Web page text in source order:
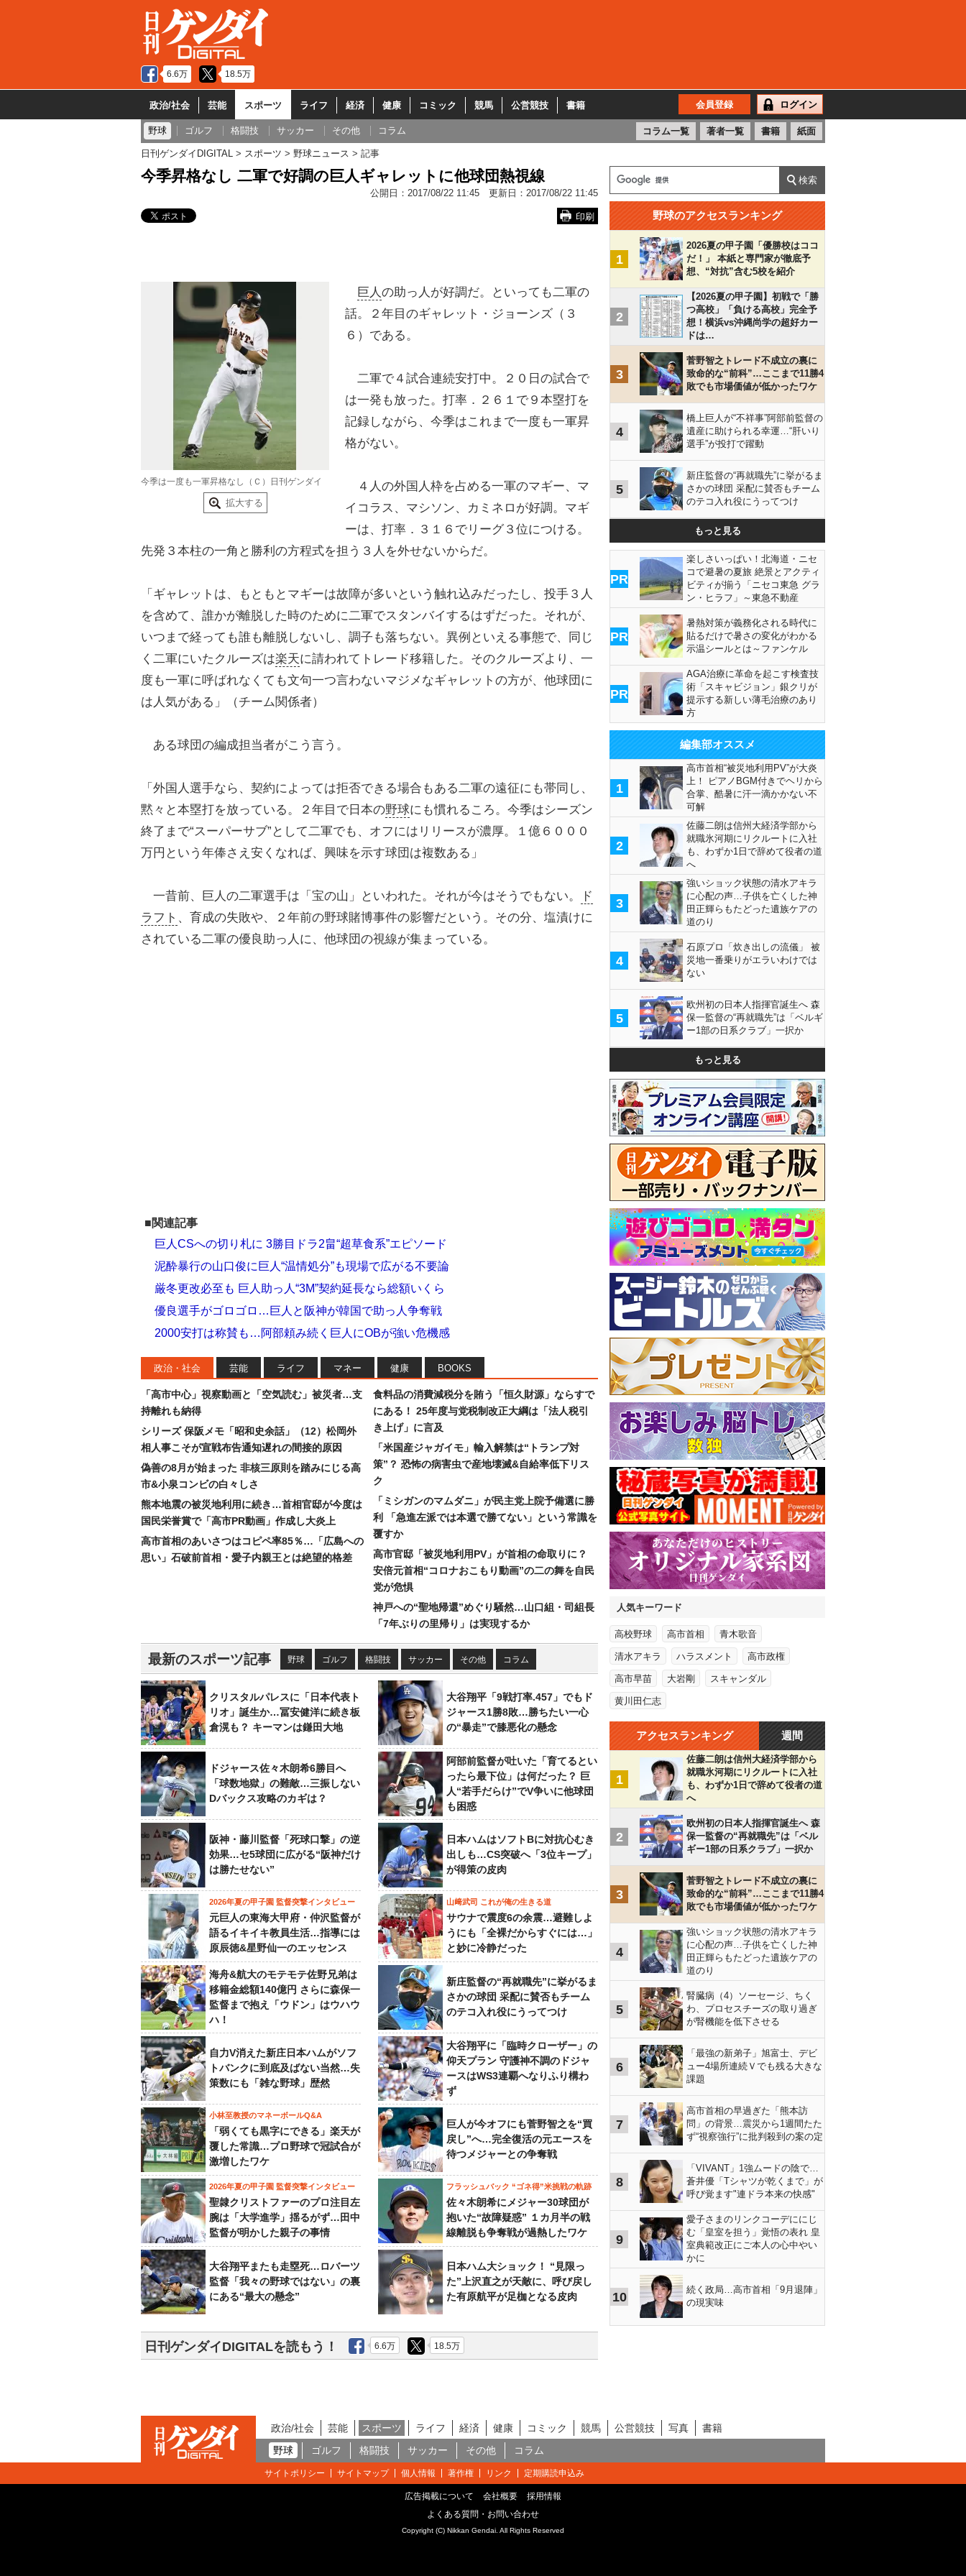
6.6万 18.5万
政治/社会 芸能 スポーツ ライフ 経済 健康 コミック 競馬 公営競技 書籍 会員登録 ログイン
野球 ゴルフ 格闘技 サッカー その他 コラム コラム一覧 著者一覧 書籍 紙面
日刊ゲンダイDIGITAL スポーツ 野球ニュース 記事
今季昇格なし 二軍で好調の巨人ギャレットに他球団熱視線
公開日： 2017/08/22 11:45 更新日： 2017/08/22 11:45
印刷
今季は一度も一軍昇格なし（Ｃ）日刊ゲンダイ
拡大する
巨人の助っ人が好調だ。といっても二軍の
話。２年目のギャレット・ジョーンズ（３
６）である。
二軍で４試合連続安打中。２０日の試合で
は一発も放った。打率．２６１で９本塁打を
記録しながら、今季はこれまで一度も一軍昇
格がない。
４人の外国人枠を占める一軍のマギー、マ
イコラス、マシソン、カミネロが好調。マギ
ーは、打率．３１６でリーグ３位につける。
先発３本柱の一角と勝利の方程式を担う３人を外せないからだ。
「ギャレットは、もともとマギーは故障が多いという触れ込みだったし、投手３人
を含めて、誰かが離脱した時のために二軍でスタンバイするはずだった。それが、
いつまで経っても誰も離脱しないし、調子も落ちない。異例といえる事態で、同じ
く二軍にいたクルーズは楽天に請われてトレード移籍した。そのクルーズより、一
度も一軍に呼ばれなくても文句一つ言わないマジメなギャレットの方が、他球団に
は人気がある」（チーム関係者）
ある球団の編成担当者がこう言う。
「外国人選手なら、契約によっては拒否できる場合もある二軍の遠征にも帯同し、
黙々と本塁打を放っている。２年目で日本の野球にも慣れるころ。今季はシーズン
終了まで“スーパーサブ”として二軍でも、オフにはリリースが濃厚。１億６０００
万円という年俸さえ安くなれば、興味を示す球団は複数ある」
一昔前、巨人の二軍選手は「宝の山」といわれた。それが今はそうでもない。
ド
ラフト 、育成の失敗や、２年前の野球賭博事件の影響だという。その分、塩漬けに
されている二軍の優良助っ人に、他球団の視線が集まっている。
■関連記事
巨人CSへの切り札に 3勝目ドラ2畠“超草食系”エピソード
泥酔暴行の山口俊に巨人“温情処分”も現場で広がる不要論
厳冬更改必至も 巨人助っ人“3M”契約延長なら総額いくら
優良選手がゴロゴロ…巨人と阪神が韓国で助っ人争奪戦
2000安打は称賛も…阿部頼み続く巨人にOBが強い危機感
政治・社会 芸能 ライフ マネー 健康 BOOKS
「高市中心」視察動画と「空気読む」被災者…支
持離れも納得
シリーズ 保阪メモ「昭和史余話」（12）松岡外
相人事こそが宣戦布告通知遅れの間接的原因
偽善の8月が始まった 非核三原則を踏みにじる高
市&小泉コンビの白々しさ
熊本地震の被災地利用に続き…首相官邸が今度は
国民栄誉賞で「高市PR動画」作成し大炎上
高市首相のあいさつはコピペ率85％…「広島への
思い」石破前首相・愛子内親王とは絶望的格差
食料品の消費減税分を賄う「恒久財源」ならすで
にある！ 25年度与党税制改正大綱は「法人税引
き上げ」に言及
「米国産ジャガイモ」輸入解禁は“トランプ対
策”？ 恐怖の病害虫で産地壊滅&自給率低下リス
ク
「ミシガンのマムダニ」が民主党上院予備選に勝
利 「急進左派では本選で勝てない」という常識を
覆すか
高市官邸「被災地利用PV」が首相の命取りに？
安倍元首相“コロナおこもり動画”の二の舞を自民
党が危惧
神戸への“聖地帰還”めぐり騒然…山口組・司組長
「7年ぶりの里帰り」は実現するか
最新のスポーツ記事 野球 ゴルフ 格闘技 サッカー その他 コラム
クリスタルパレスに「日本代表ト
リオ」誕生か…冨安健洋に続き板
倉滉も？ キーマンは鎌田大地
大谷翔平「9戦打率.457」でもド
ジャース1勝8敗…勝ちたい一心
の“暴走”で膝悪化の懸念
ドジャース佐々木朗希6勝目へ
「球数地獄」の難敵…三振しない
Dバックス攻略のカギは？
阿部前監督が吐いた「育てるとい
ったら最下位」は何だった？ 巨
人“若手だらけ”でV争いに他球団
も困惑
阪神・藤川監督「死球口撃」の逆
効果…セ5球団に広がる“阪神だけ
は勝たせない”
日本ハムはソフトBに対抗心むき
出しも…CS突破へ「3位キープ」
が得策の皮肉
2026年夏の甲子園 監督突撃インタビュー
元巨人の東海大甲府・仲沢監督が
語るイキイキ教員生活…指導には
原辰徳&星野仙一のエッセンス
山﨑武司 これが俺の生きる道
サウナで震度6の余震…避難しよ
うにも「全裸だからすぐには…」
と妙に冷静だった
海舟&航大のモテモテ佐野兄弟は
移籍金総額140億円 さらに森保一
監督まで抱え「ウドン」はウハウ
ハ！
新庄監督の“再就職先”に挙がるま
さかの球団 采配に賛否もチーム
のテコ入れ役にうってつけ
自力V消えた新庄日本ハムがソフ
トバンクに到底及ばない当然…失
策数にも「雑な野球」歴然
大谷翔平に「臨時クローザー」の
仰天プラン 守護神不調のドジャ
ースはWS3連覇へなりふり構わ
ず
小林至教授のマネーボールQ&A
「弱くても黒字にできる」楽天が
覆した常識…プロ野球で冠試合が
激増したワケ
巨人が今オフにも菅野智之を“買
戻し”へ…完全復活の元エースを
待つメジャーとの争奪戦
2026年夏の甲子園 監督突撃インタビュー
聖隷クリストファーのプロ注目左
腕は「大学進学」揺るがず…田中
監督が明かした親子の事情
フラッシュバック “ゴネ得”米挑戦の軌跡
佐々木朗希にメジャー30球団が
抱いた“故障疑惑” １カ月半の戦
線離脱も争奪戦が過熱したワケ
大谷翔平またも走塁死…ロバーツ
監督「我々の野球ではない」の裏
にある“最大の懸念”
日本ハム大ショック！ “見限っ
た”上沢直之が天敵に、呼び戻し
た有原航平が足枷となる皮肉
日刊ゲンダイDIGITALを読もう！ 6.6万 18.5万
野球のアクセスランキング
1
2026夏の甲子園「優勝校はココ
だ！」 本紙と専門家が徹底予
想、“対抗”含む5校を紹介
2
【2026夏の甲子園】初戦で「勝
つ高校」「負ける高校」完全予
想！横浜vs沖縄尚学の超好カー
ドは…
3
菅野智之トレード不成立の裏に
致命的な“前科”…ここまで11勝4
敗でも市場価値が低かったワケ
4
橋上巨人が“不祥事”阿部前監督の
遺産に助けられる幸運…“肝いり
選手”が投打で躍動
5
新庄監督の“再就職先”に挙がるま
さかの球団 采配に賛否もチーム
のテコ入れ役にうってつけ
もっと見る
PR
楽しさいっぱい！北海道・ニセ
コで避暑の夏旅 絶景とアクティ
ビティが揃う「ニセコ東急 グラ
ン・ヒラフ」～東急不動産
PR
暑熱対策が義務化される時代に
貼るだけで暑さの変化がわかる
示温シールとは～ファンケル
PR
AGA治療に革命を起こす検査技
術「スキャビジョン」銀クリが
提示する新しい薄毛治療のあり
方
編集部オススメ
1
高市首相“被災地利用PV”が大炎
上！ ピアノBGM付きでヘリから
合掌、酷暑に汗一滴かかない不
可解
2
佐藤二朗は信州大経済学部から
就職氷河期にリクルートに入社
も、わずか1日で辞めて役者の道
へ
3
強いショック状態の清水アキラ
に心配の声…子供を亡くした神
田正輝らもたどった遺族ケアの
道のり
4
石原プロ「炊き出しの流儀」 被
災地一番乗りがエラいわけでは
ない
5
欧州初の日本人指揮官誕生へ 森
保一監督の“再就職先”は「ベルギ
ー1部の日系クラブ」一択か
もっと見る
人気キーワード
高校野球 高市首相 青木歌音
清水アキラ ハラスメント 高市政権
高市早苗 大岩剛 スキャンダル
黄川田仁志
アクセスランキング 週間
1
佐藤二朗は信州大経済学部から
就職氷河期にリクルートに入社
も、わずか1日で辞めて役者の道
へ
2
欧州初の日本人指揮官誕生へ 森
保一監督の“再就職先”は「ベル
ギー1部の日系クラブ」一択か
3
菅野智之トレード不成立の裏に
致命的な“前科”…ここまで11勝4
敗でも市場価値が低かったワケ
4
強いショック状態の清水アキラ
に心配の声…子供を亡くした神
田正輝らもたどった遺族ケアの
道のり
5
腎臓病（4）ソーセージ、ちく
わ、プロセスチーズの取り過ぎ
が腎機能を低下させる
6
「最強の新弟子」旭富士、デビ
ュー4場所連続Ｖでも残る大きな
課題
7
高市首相の早過ぎた「熊本訪
問」の背景…震災から1週間たた
ず“視察強行”に批判殺到の案の定
8
「VIVANT」1強ムードの陰で…
蒼井優「Tシャツが乾くまで」が
呼び覚ます"連ドラ本来の快感"
9
愛子さまのリンクコーデににじ
む「皇室を担う」覚悟の表れ 皇
室典範改正にご本人の心中やい
かに
10
続く政局…高市首相「9月退陣」
の現実味
政治/社会 芸能 スポーツ ライフ 経済 健康 コミック 競馬 公営競技 写真
書籍
野球
ゴルフ 格闘技 サッカー その他 コラム
サイトポリシー サイトマップ 個人情報 著作権 リンク 定期購読申込み
広告掲載について 会社概要
採用情報
よくある質問・お問い合わせ
Copyright (C) Nikkan Gendai. All Rights Reserved